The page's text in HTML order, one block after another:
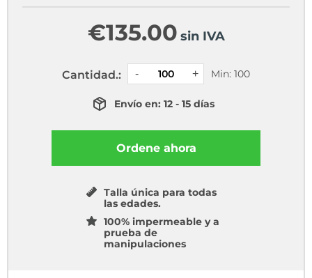
€135.00 sin IVA
Cantidad.: Min: 100
Envío en: 12 - 15 días
Ordene ahora
Talla única para todas
las edades.
100% impermeable y a
prueba de
manipulaciones